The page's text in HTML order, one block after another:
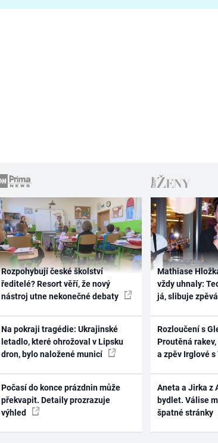
Rozpohybují české školství
ředitelé? Resort věří, že nový
nástroj utne nekonečné debaty
Na pokraji tragédie: Ukrajinské
letadlo, které ohrožoval v Lipsku
dron, bylo naložené municí
Počasí do konce prázdnin může
překvapit. Detaily prozrazuje
výhled
Mathiase
vždy uhnaly:
já, slibuje
Rozloučení s
Proutěná
a zpěv Irglové
Aneta a Jirka z
bydlet. Válise
špatné stránky